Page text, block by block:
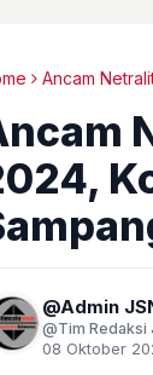
Ancam
Admin
Tim Redaksi
08 Oktober